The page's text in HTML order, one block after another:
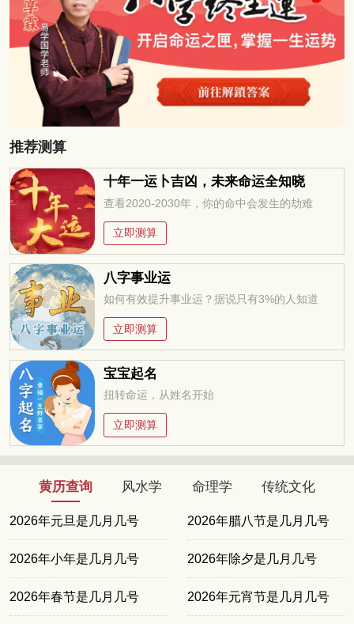
推荐测算
十年一运卜吉凶，未来命运全知晓
查看2020-2030年，你的命中会发生的劫难
立即测算
八字事业运
如何有效提升事业运？据说只有3%的人知道
立即测算
宝宝起名
扭转命运，从姓名开始
立即测算
黄历查询 风水学 命理学 传统文化
2026年元旦是几月几号 2026年腊八节是几月几号
2026年小年是几月几号 2026年除夕是几月几号
2026年春节是几月几号 2026年元宵节是几月几号